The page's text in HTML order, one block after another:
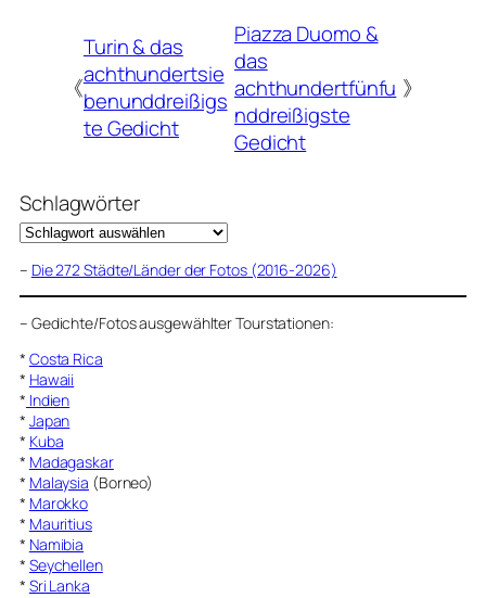
《
Turin & das
achthundertsie
benunddreißigs
te Gedicht
Piazza Duomo &
das
achthundertfünfu
nddreißigste
Gedicht
》
Schlagwörter
– Die 272 Städte/Länder der Fotos (2016-2026)
– Gedichte/Fotos ausgewählter Tourstationen:
* Costa Rica
* Hawaii
* Indien
* Japan
* Kuba
* Madagaskar
* Malaysia (Borneo)
* Marokko
* Mauritius
* Namibia
* Seychellen
* Sri Lanka